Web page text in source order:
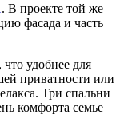
. В проекте той же
фасада и часть
удобнее для
приватности или
Три спальни
комфорта семье